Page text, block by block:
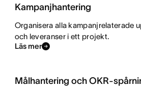
Kampanjhantering
Organisera alla kampanjrelaterade
och leveranser i ett projekt.
Läs mer
Målhantering och OKR-